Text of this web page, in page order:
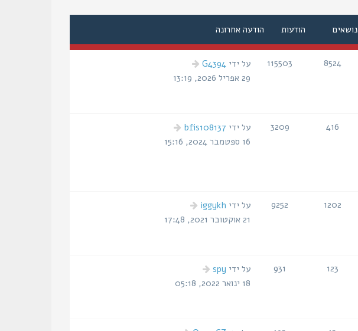
נושאים הודעות הודעה אחרונה
8524
115503
הודעה
אחרונה
על ידיG4394
29 אפריל 2026, 13:19
416
3209
הודעה
אחרונה
על ידי bfis108137
16 ספטמבר 2024, 15:16
1202
9252
הודעה
אחרונה
על ידי iggykh
21 אוקטובר 2021, 17:48
123
931
הודעה
אחרונה
על ידי spy
18 ינואר 2022, 05:18